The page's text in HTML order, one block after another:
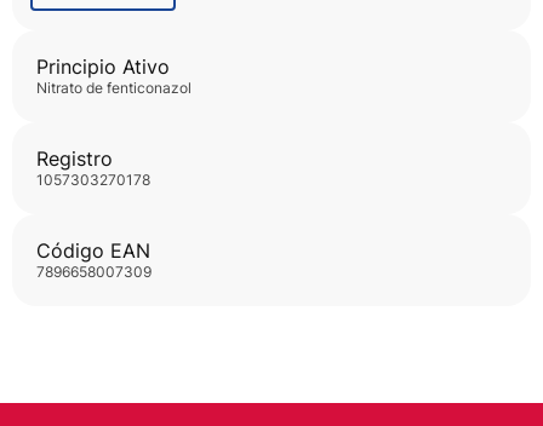
Principio Ativo
nitrato de fenticonazol
Registro
1057303270178
Código EAN
7896658007309